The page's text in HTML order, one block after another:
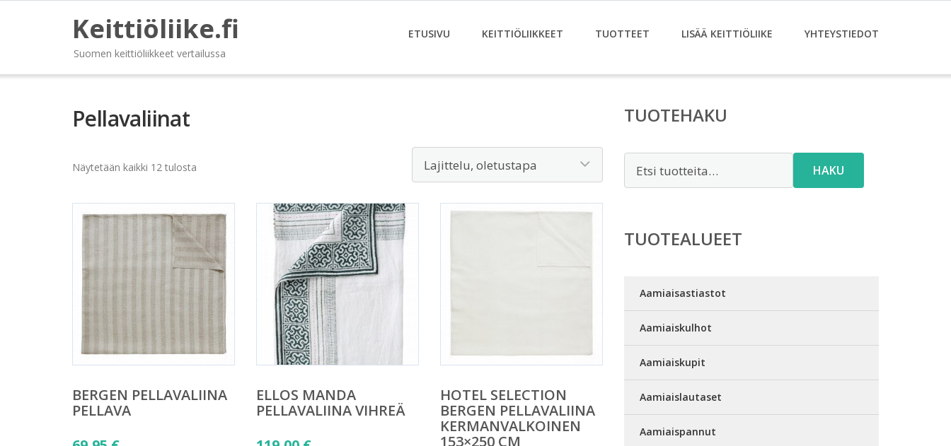
Keittiöliike.fi
Suomen keittiöliikkeet vertailussa
ETUSIVU KEITTIÖLIIKKEET TUOTTEET LISÄÄ KEITTIÖLIIKE YHTEYSTIEDOT
Pellavaliinat
Näytetään kaikki 12 tulosta
BERGEN PELLAVALIINA
PELLAVA
ELLOS MANDA
PELLAVALIINA VIHREÄ
HOTEL SELECTION
BERGEN PELLAVALIINA
KERMANVALKOINEN
153×250 CM
TUOTEHAKU
HAKU
TUOTEALUEET
Aamiaisastiastot
Aamiaiskulhot
Aamiaiskupit
Aamiaislautaset
Aamiaispannut